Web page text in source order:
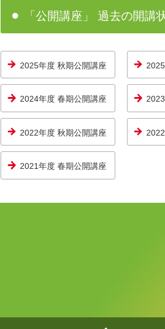
「公開講座」 過去の開講
2025年度 秋期公開講座
2024年度 春期公開講座
2022年度 秋期公開講座
2021年度 春期公開講座